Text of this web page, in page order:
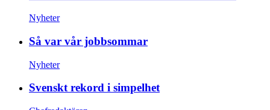
Nyheter
Så var vår jobbsommar
Nyheter
Svenskt rekord i simpelhet